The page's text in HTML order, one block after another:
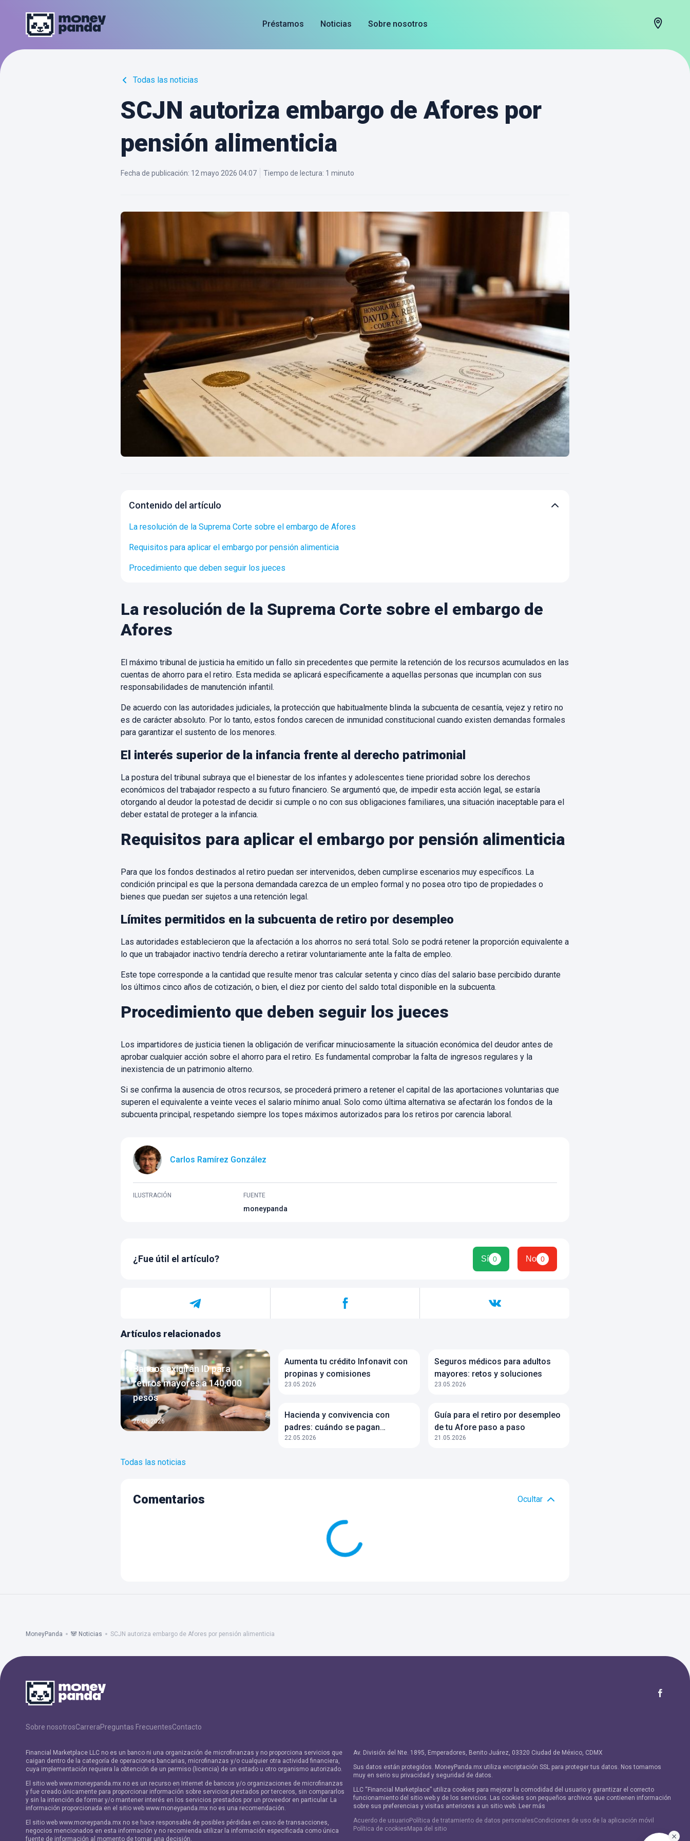
Préstamos Noticias Sobre nosotros
Todas las noticias
SCJN autoriza embargo de Afores por
pensión alimenticia
Fecha de publicación: 12 mayo 2026 04:07 Tiempo de lectura: 1 minuto
Contenido del artículo
La resolución de la Suprema Corte sobre el embargo de Afores
Requisitos para aplicar el embargo por pensión alimenticia
Procedimiento que deben seguir los jueces
La resolución de la Suprema Corte sobre el embargo de
Afores
El máximo tribunal de justicia ha emitido un fallo sin precedentes que permite la retención de los recursos acumulados en las
cuentas de ahorro para el retiro. Esta medida se aplicará específicamente a aquellas personas que incumplan con sus
responsabilidades de manutención infantil.
De acuerdo con las autoridades judiciales, la protección que habitualmente blinda la subcuenta de cesantía, vejez y retiro no
es de carácter absoluto. Por lo tanto, estos fondos carecen de inmunidad constitucional cuando existen demandas formales
para garantizar el sustento de los menores.
El interés superior de la infancia frente al derecho patrimonial
La postura del tribunal subraya que el bienestar de los infantes y adolescentes tiene prioridad sobre los derechos
económicos del trabajador respecto a su futuro financiero. Se argumentó que, de impedir esta acción legal, se estaría
otorgando al deudor la potestad de decidir si cumple o no con sus obligaciones familiares, una situación inaceptable para el
deber estatal de proteger a la infancia.
Requisitos para aplicar el embargo por pensión alimenticia
Para que los fondos destinados al retiro puedan ser intervenidos, deben cumplirse escenarios muy específicos. La
condición principal es que la persona demandada carezca de un empleo formal y no posea otro tipo de propiedades o
bienes que puedan ser sujetos a una retención legal.
Límites permitidos en la subcuenta de retiro por desempleo
Las autoridades establecieron que la afectación a los ahorros no será total. Solo se podrá retener la proporción equivalente a
lo que un trabajador inactivo tendría derecho a retirar voluntariamente ante la falta de empleo.
Este tope corresponde a la cantidad que resulte menor tras calcular setenta y cinco días del salario base percibido durante
los últimos cinco años de cotización, o bien, el diez por ciento del saldo total disponible en la subcuenta.
Procedimiento que deben seguir los jueces
Los impartidores de justicia tienen la obligación de verificar minuciosamente la situación económica del deudor antes de
aprobar cualquier acción sobre el ahorro para el retiro. Es fundamental comprobar la falta de ingresos regulares y la
inexistencia de un patrimonio alterno.
Si se confirma la ausencia de otros recursos, se procederá primero a retener el capital de las aportaciones voluntarias que
superen el equivalente a veinte veces el salario mínimo anual. Solo como última alternativa se afectarán los fondos de la
subcuenta principal, respetando siempre los topes máximos autorizados para los retiros por carencia laboral.
Carlos Ramírez González
ILUSTRACIÓN FUENTE
moneypanda
¿Fue útil el artículo? Sí 0 No 0
Artículos relacionados
Bancos exigirán ID para
retiros mayores a 140,000
pesos
26.05.2026
Aumenta tu crédito Infonavit con
propinas y comisiones
23.05.2026
Seguros médicos para adultos
mayores: retos y soluciones
23.05.2026
Hacienda y convivencia con
padres: cuándo se pagan
impuestos
22.05.2026
Guía para el retiro por desempleo
de tu Afore paso a paso
21.05.2026
Todas las noticias
Comentarios Ocultar
MoneyPanda 🐼 Noticias SCJN autoriza embargo de Afores por pensión alimenticia
Sobre nosotrosCarreraPreguntas FrecuentesContacto
Financial Marketplace LLC no es un banco ni una organización de microfinanzas y no proporciona servicios que
caigan dentro de la categoría de operaciones bancarias, microfinanzas y/o cualquier otra actividad financiera,
cuya implementación requiera la obtención de un permiso (licencia) de un estado u otro organismo autorizado.
El sitio web www.moneypanda.mx no es un recurso en Internet de bancos y/o organizaciones de microfinanzas
y fue creado únicamente para proporcionar información sobre servicios prestados por terceros, sin compararlos
y sin la intención de formar y/o mantener interés en los servicios prestados por un proveedor en particular. La
información proporcionada en el sitio web www.moneypanda.mx no es una recomendación.
El sitio web www.moneypanda.mx no se hace responsable de posibles pérdidas en caso de transacciones,
negocios mencionados en esta información y no recomienda utilizar la información especificada como única
fuente de información al momento de tomar una decisión.
Av. División del Nte. 1895, Emperadores, Benito Juárez, 03320 Ciudad de México, CDMX
Sus datos están protegidos. MoneyPanda.mx utiliza encriptación SSL para proteger tus datos. Nos tomamos
muy en serio su privacidad y seguridad de datos.
LLC “Financial Marketplace” utiliza cookies para mejorar la comodidad del usuario y garantizar el correcto
funcionamiento del sitio web y de los servicios. Las cookies son pequeños archivos que contienen información
sobre sus preferencias y visitas anteriores a un sitio web. Leer más
Acuerdo de usuarioPolítica de tratamiento de datos personalesCondiciones de uso de la aplicación móvil
Política de cookiesMapa del sitio